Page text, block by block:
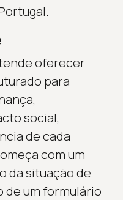
oferecer
para
social,
de cada
com um
da situação de
de um formulário